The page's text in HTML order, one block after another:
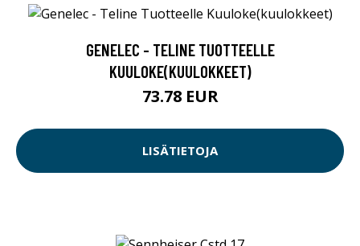
GENELEC - TELINE TUOTTEELLE
KUULOKE(KUULOKKEET)
73.78 EUR
LISÄTIETOJA